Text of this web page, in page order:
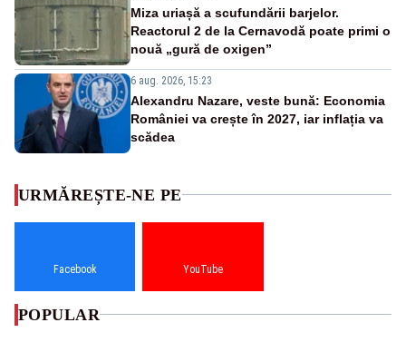
Miza uriașă a scufundării barjelor.
Reactorul 2 de la Cernavodă poate primi o
nouă „gură de oxigen”
6 aug. 2026, 15:23
Alexandru Nazare, veste bună: Economia
României va crește în 2027, iar inflația va
scădea
URMĂREȘTE-NE PE
Facebook YouTube
POPULAR